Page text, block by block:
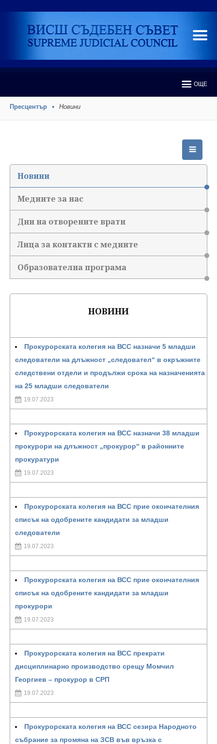
ОЩЕ
Пресцентър Новини
Новини
Медиите за нас
Дни на отворените врати
Лица за контакти с медиите
Образователна програма
НОВИНИ
Прокурорската колегия на ВСС назначи 5 младши
следователи на длъжност „следовател“ в окръжните
следствени отдели и продължи срока на назначенията
на 25 младши следователи
19.07.2023
Прокурорската колегия на ВСС назначи 38 младши
прокурори на длъжност „прокурор“ в районните
прокуратури
19.07.2023
Прокурорската колегия на ВСС прие окончателния
списък на одобрените кандидати за младши
следователи
19.07.2023
Прокурорската колегия на ВСС прие окончателния
списък на одобрените кандидати за младши
прокурори
19.07.2023
Прокурорската колегия на ВСС прекрати
дисциплинарно производство срещу Момчил
Георгиев – прокурор в СРП
19.07.2023
Прокурорската колегия на ВСС сезира Народното
събрание за промяна на ЗСВ във връзка с